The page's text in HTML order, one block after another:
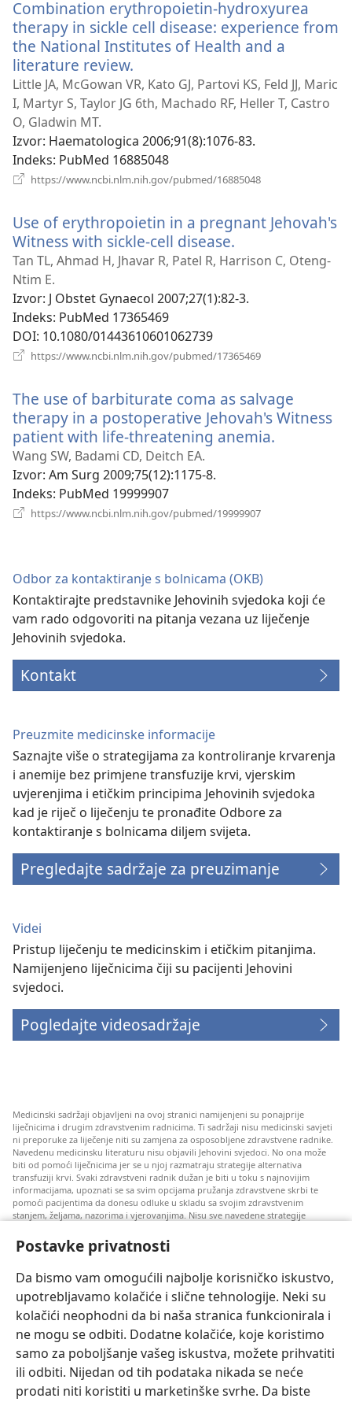
Postavke privatnosti
Da bismo vam omogućili najbolje korisničko iskustvo,
upotrebljavamo kolačiće i slične tehnologije. Neki su
kolačići neophodni da bi naša stranica funkcionirala i
ne mogu se odbiti. Dodatne kolačiće, koje koristimo
samo za poboljšanje vašeg iskustva, možete prihvatiti
ili odbiti. Nijedan od tih podataka nikada se neće
prodati niti koristiti u marketinške svrhe. Da biste
prozor)
Combination erythropoietin-hydroxyurea
therapy in sickle cell disease: experience from
the National Institutes of Health and a
literature review.
se
novi
Little JA, McGowan VR, Kato GJ, Partovi KS, Feld JJ, Maric
I, Martyr S, Taylor JG 6th, Machado RF, Heller T, Castro
O, Gladwin MT.
Izvor‎: Haematologica 2006;91(8):1076-83.
Indeks‎: PubMed 16885048
https://www.ncbi.nlm.nih.gov/pubmed/16885048
prozor)
Use of erythropoietin in a pregnant Jehovah's
Witness with sickle-cell disease.
se
prozor)
Tan TL, Ahmad H, Jhavar R, Patel R, Harrison C, Oteng-
Ntim E.
Izvor‎: J Obstet Gynaecol 2007;27(1):82-3.
Indeks‎: PubMed 17365469
DOI‎: 10.1080/01443610601062739
https://www.ncbi.nlm.nih.gov/pubmed/17365469
prozor)
The use of barbiturate coma as salvage
therapy in a postoperative Jehovah's Witness
patient with life-threatening anemia.
Wang SW, Badami CD, Deitch EA.
Izvor‎: Am Surg 2009;75(12):1175-8.
Indeks‎: PubMed 19999907
https://www.ncbi.nlm.nih.gov/pubmed/19999907
Odbor za kontaktiranje s bolnicama (OKB)
Kontaktirajte predstavnike Jehovinih svjedoka koji će
vam rado odgovoriti na pitanja vezana uz liječenje
Jehovinih svjedoka.
Kontakt
Preuzmite medicinske informacije
Saznajte više o strategijama za kontroliranje krvarenja
i anemije bez primjene transfuzije krvi, vjerskim
uvjerenjima i etičkim principima Jehovinih svjedoka
kad je riječ o liječenju te pronađite Odbore za
kontaktiranje s bolnicama diljem svijeta.
Pregledajte sadržaje za preuzimanje
Videi
Pristup liječenju te medicinskim i etičkim pitanjima.
Namijenjeno liječnicima čiji su pacijenti Jehovini
svjedoci.
Pogledajte videosadržaje
Medicinski sadržaji objavljeni na ovoj stranici namijenjeni su ponajprije
liječnicima i drugim zdravstvenim radnicima. Ti sadržaji nisu medicinski savjeti
ni preporuke za liječenje niti su zamjena za osposobljene zdravstvene radnike.
Navedenu medicinsku literaturu nisu objavili Jehovini svjedoci. No ona može
biti od pomoći liječnicima jer se u njoj razmatraju strategije alternativa
transfuziji krvi. Svaki zdravstveni radnik dužan je biti u toku s najnovijim
informacijama, upoznati se sa svim opcijama pružanja zdravstvene skrbi te
pomoći pacijentima da donesu odluke u skladu sa svojim zdravstvenim
stanjem, željama, nazorima i vjerovanjima. Nisu sve navedene strategije
Napomena pacijentima: Ako trebate savjet oko svog zdravstvenog stanja i
radnicima. Pomoć liječnika zatražite ako sumnjate da ste oboljeli.
Korištenje ove stranice podliježe uvjetima korištenja.
Postavke prikaza